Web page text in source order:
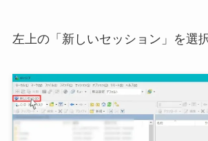
左上の「新しいセッション」を選